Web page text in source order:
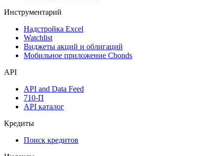
Инструментарий
Надстройка Excel
Watchlist
Виджеты акций и облигаций
Мобильное приложение Cbonds
API
API and Data Feed
710-П
API каталог
Кредиты
Поиск кредитов